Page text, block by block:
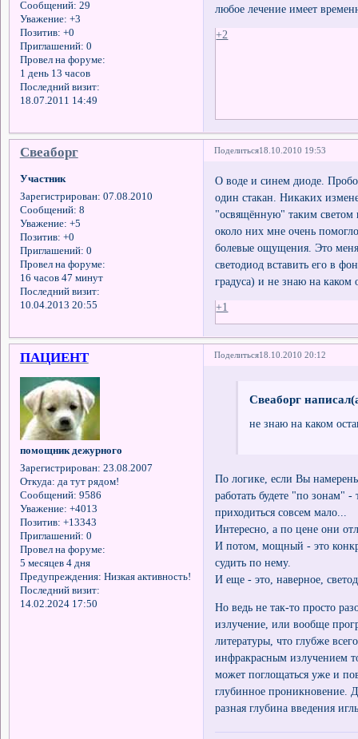
Сообщений: 29
Уважение: +3
Позитив: +0
Приглашений: 0
Провел на форуме:
1 день 13 часов
Последний визит:
18.07.2011 14:49
любое лечение имеет
+2
Поделиться18.10.2010 19:53
Свеаборг
Участник
Зарегистрирован: 07.08.2010
Сообщений: 8
Уважение: +5
Позитив: +0
Приглашений: 0
Провел на форуме:
16 часов 47 минут
Последний визит:
10.04.2013 20:55
О воде и синем диоде.
один стакан. Никаких
"освящённую" таким светом
около них мне очень
болевые ощущения. Это
светодиод вставить его в
градуса) и не знаю на каком
+1
Поделиться18.10.2010 20:12
ПАЦИЕНТ
помощник дежурного
Зарегистрирован: 23.08.2007
Откуда: да тут рядом!
Сообщений: 9586
Уважение: +4013
Позитив: +13343
Приглашений: 0
Провел на форуме:
5 месяцев 4 дня
Предупреждения: Низкая активность!
Последний визит:
14.02.2024 17:50
Свеаборг
не знаю на каком
По логике, если Вы
работать будете "по зонам"
приходиться совсем мало...
Интересно, а по цене они
И потом, мощный - это
судить по нему.
И еще - это, наверное,
Но ведь не так-то просто
излучение, или вообще
литературы, что глубже
инфракрасным излучением
может поглощаться уже и
глубинное проникновение.
разная глубина введения